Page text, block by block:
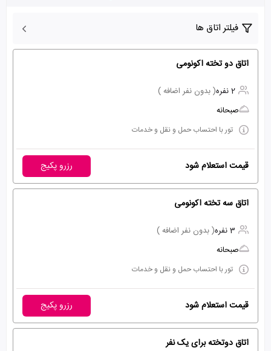
فیلتر اتاق ها
اتاق دو تخته اکونومی
2 نفره
( بدون نفر اضافه )
صبحانه
تور با احتساب حمل و نقل و خدمات
قیمت استعلام شود رزرو پکیج
اتاق سه تخته اکونومی
3 نفره
( بدون نفر اضافه )
صبحانه
تور با احتساب حمل و نقل و خدمات
قیمت استعلام شود رزرو پکیج
اتاق دوتخته برای یک نفر